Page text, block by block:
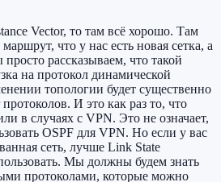
Vector, то там всё хорошо. Там
что у нас есть новая сетка, а
рассказываем, что такой
на протокол динамической
топологии будет существенно
И это как раз то, что
в случаях с VPN. Это не означает,
OSPF для VPN. Но если у вас
сеть, лучше Link State
Мы должны будем знать
протоколами, которые можно